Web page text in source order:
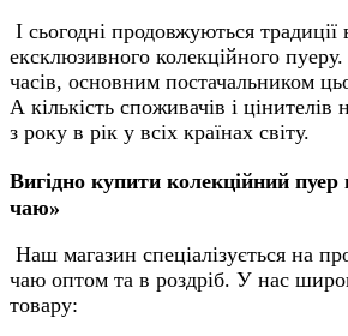
І сьогодні продовжуються
ексклюзивного колекційного
часів, основним постачальником
А кількість споживачів і
з року в рік у всіх країнах світу.
Вигідно купити колекційний пуер
чаю»
Наш магазин спеціалізується на
чаю оптом та в роздріб. У нас
товару: